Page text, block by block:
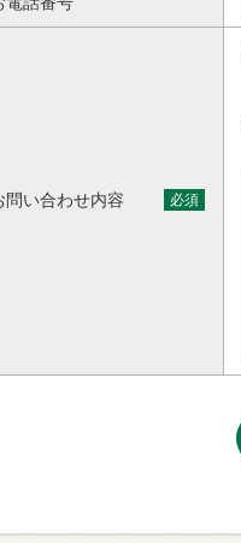
問い合わせ内容 必須